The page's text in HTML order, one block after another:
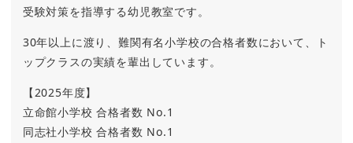
受験対策を指導する幼児教室です。
30年以上に渡り、難関有名小学校の合格者数において、ト
ップクラスの実績を輩出しています。
【2025年度】
立命館小学校 合格者数 No.1
同志社小学校 合格者数 No.1